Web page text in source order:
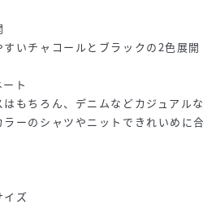
すいチャコールとブラックの2色展開
ト
はもちろん、デニムなどカジュアル
ラーのシャツやニットできれいめに
イズ